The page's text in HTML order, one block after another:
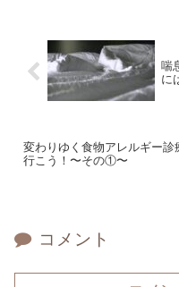
喘
に
変わりゆく食物アレルギー診
行こう！〜その①〜
コメント